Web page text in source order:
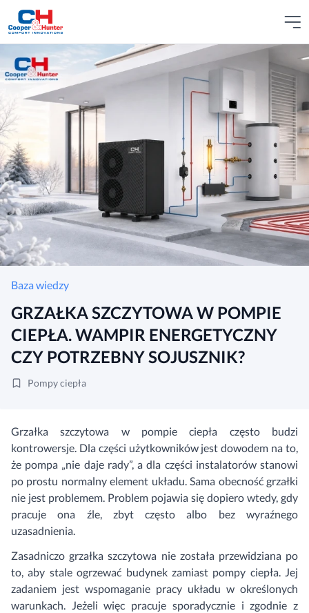
Baza wiedzy
GRZAŁKA SZCZYTOWA W POMPIE
CIEPŁA. WAMPIR ENERGETYCZNY
CZY POTRZEBNY SOJUSZNIK?
Pompy ciepła
Grzałka szczytowa w pompie ciepła często budzi
kontrowersje. Dla części użytkowników jest dowodem na to,
że pompa „nie daje rady”, a dla części instalatorów stanowi
po prostu normalny element układu. Sama obecność grzałki
nie jest problemem. Problem pojawia się dopiero wtedy, gdy
pracuje ona źle, zbyt często albo bez wyraźnego
uzasadnienia.
Zasadniczo grzałka szczytowa nie została przewidziana po
to, aby stale ogrzewać budynek zamiast pompy ciepła. Jej
zadaniem jest wspomaganie pracy układu w określonych
warunkach. Jeżeli więc pracuje sporadycznie i zgodnie z